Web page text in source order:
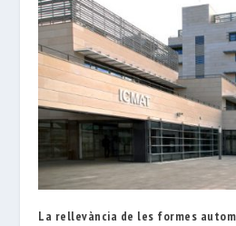
La rellevància de les formes